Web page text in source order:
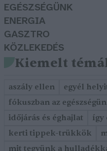
EGÉSZSÉGÜNK
ENERGIA
GASZTRO
KÖZLEKEDÉS
Kiemelt
aszály ellen egyél
fókuszban az
időjárás és éghajlat
így
kerti tippek-trükkök
mit tegyünk a